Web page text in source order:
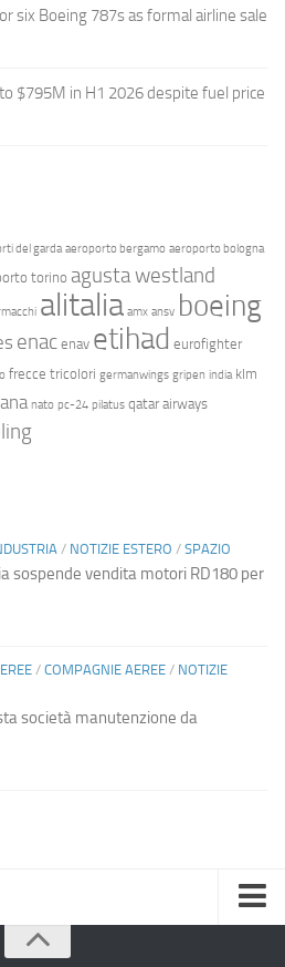
six Boeing 787s as formal airline sale
$795M in H1 2026 despite fuel price
del garda aeroporto bergamo aeroporto bologna
torino agusta westland
alitalia amx ansv boeing
enac enav etihad eurofighter
frecce tricolori germanwings gripen india klm
nato pc-24 pilatus qatar airways
/ NOTIZIE ESTERO / SPAZIO
sospende vendita motori RD180 per
/ COMPAGNIE AEREE / NOTIZIE
società manutenzione da